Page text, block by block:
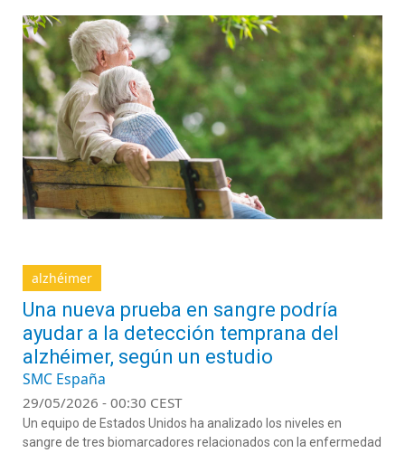
alzhéimer
Una nueva prueba en sangre podría
ayudar a la detección temprana del
alzhéimer, según un estudio
SMC España
29/05/2026 - 00:30 CEST
Un equipo de Estados Unidos ha analizado los niveles en
sangre de tres biomarcadores relacionados con la enfermedad